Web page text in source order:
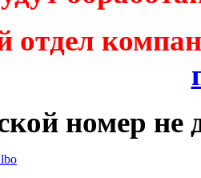
отдел
номер не